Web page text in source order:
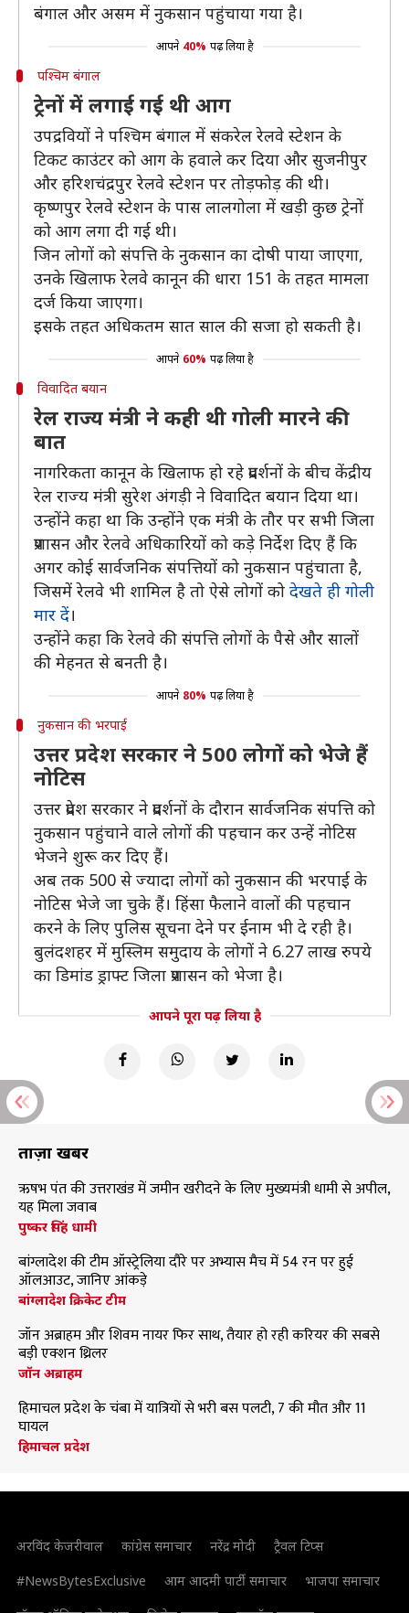
बंगाल और असम में नुकसान पहुंचाया गया है।
आपने 40% पढ़ लिया है
पश्चिम बंगाल
ट्रेनों में लगाई गई थी आग
उपद्रवियों ने पश्चिम बंगाल में संकरेल रेलवे स्टेशन के
टिकट काउंटर को आग के हवाले कर दिया और सुजनीपुर
और हरिशचंद्रपुर रेलवे स्टेशन पर तोड़फोड़ की थी।
कृष्णपुर रेलवे स्टेशन के पास लालगोला में खड़ी कुछ ट्रेनों
को आग लगा दी गई थी।
जिन लोगों को संपत्ति के नुकसान का दोषी पाया जाएगा,
उनके खिलाफ रेलवे कानून की धारा 151 के तहत मामला
दर्ज किया जाएगा।
इसके तहत अधिकतम सात साल की सजा हो सकती है।
आपने 60% पढ़ लिया है
विवादित बयान
रेल राज्य मंत्री ने कही थी गोली मारने की
बात
नागरिकता कानून के खिलाफ हो रहे प्रदर्शनों के बीच केंद्रीय
रेल राज्य मंत्री सुरेश अंगड़ी ने विवादित बयान दिया था।
उन्होंने कहा था कि उन्होंने एक मंत्री के तौर पर सभी जिला
प्रशासन और रेलवे अधिकारियों को कड़े निर्देश दिए हैं कि
अगर कोई सार्वजनिक संपत्तियों को नुकसान पहुंचाता है,
जिसमें रेलवे भी शामिल है तो ऐसे लोगों को देखते ही गोली
मार दें।
उन्होंने कहा कि रेलवे की संपत्ति लोगों के पैसे और सालों
की मेहनत से बनती है।
आपने 80% पढ़ लिया है
नुकसान की भरपाई
उत्तर प्रदेश सरकार ने 500 लोगों को भेजे हैं
नोटिस
उत्तर प्रदेश सरकार ने प्रदर्शनों के दौरान सार्वजनिक संपत्ति को
नुकसान पहुंचाने वाले लोगों की पहचान कर उन्हें नोटिस
भेजने शुरू कर दिए हैं।
अब तक 500 से ज्यादा लोगों को नुकसान की भरपाई के
नोटिस भेजे जा चुके हैं। हिंसा फैलाने वालों की पहचान
करने के लिए पुलिस सूचना देने पर ईनाम भी दे रही है।
बुलंदशहर में मुस्लिम समुदाय के लोगों ने 6.27 लाख रुपये
का डिमांड ड्राफ्ट जिला प्रशासन को भेजा है।
आपने पूरा पढ़ लिया है
ताज़ा खबरें
ऋषभ पंत की उत्तराखंड में जमीन खरीदने के लिए मुख्यमंत्री धामी से अपील,
यह मिला जवाब
पुष्कर सिंह धामी
बांग्लादेश की टीम ऑस्ट्रेलिया दौरे पर अभ्यास मैच में 54 रन पर हुई
ऑलआउट, जानिए आंकड़े
बांग्लादेश क्रिकेट टीम
जॉन अब्राहम और शिवम नायर फिर साथ, तैयार हो रही करियर की सबसे
बड़ी एक्शन थ्रिलर
जॉन अब्राहम
हिमाचल प्रदेश के चंबा में यात्रियों से भरी बस पलटी, 7 की मौत और 11
घायल
हिमाचल प्रदेश
अरविंद केजरीवाल कांग्रेस समाचार नरेंद्र मोदी
ट्रैवल टिप्स
#NewsBytesExclusive
आम आदमी पार्टी समाचार
भाजपा समाचार